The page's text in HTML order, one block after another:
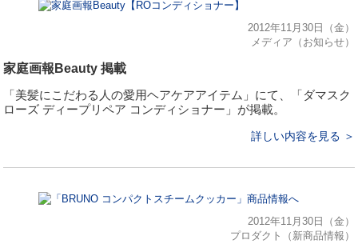
2012年11月30日（金）
メディア（お知らせ）
家庭画報Beauty 掲載
「美髪にこだわる人の愛用ヘアケアアイテム」にて、「ダマスク
ローズ ディープリペア コンディショナー」が掲載。
詳しい内容を見る ＞
2012年11月30日（金）
プロダクト（新商品情報）